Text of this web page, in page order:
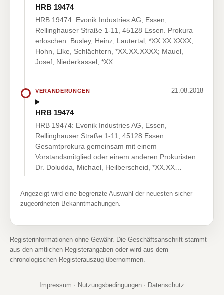
HRB 19474
HRB 19474: Evonik Industries AG, Essen,
Rellinghauser Straße 1-11, 45128 Essen. Prokura
erloschen: Busley, Heinz, Lautertal, *XX.XX.XXXX;
Hohn, Elke, Schlächtern, *XX.XX.XXXX; Mauel,
Josef, Niederkassel, *XX…
VERÄNDERUNGEN 21.08.2018
HRB 19474
HRB 19474: Evonik Industries AG, Essen,
Rellinghauser Straße 1-11, 45128 Essen.
Gesamtprokura gemeinsam mit einem
Vorstandsmitglied oder einem anderen Prokuristen:
Dr. Doludda, Michael, Heilberscheid, *XX.XX…
Angezeigt wird eine begrenzte Auswahl der neuesten sicher
zugeordneten Bekanntmachungen.
Registerinformationen ohne Gewähr. Die Geschäftsanschrift stammt
aus den amtlichen Registerangaben oder wird aus dem
chronologischen Registerauszug übernommen.
Impressum · Nutzungsbedingungen · Datenschutz